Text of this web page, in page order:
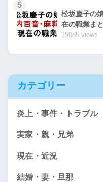
5
松坂慶子の
在の職業ま
15085 views
カテゴリー
炎上・事件・トラブル
実家・親・兄弟
現在・近況
結婚・妻・旦那